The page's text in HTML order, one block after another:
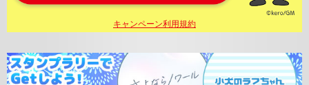
キャンペーン利用規約